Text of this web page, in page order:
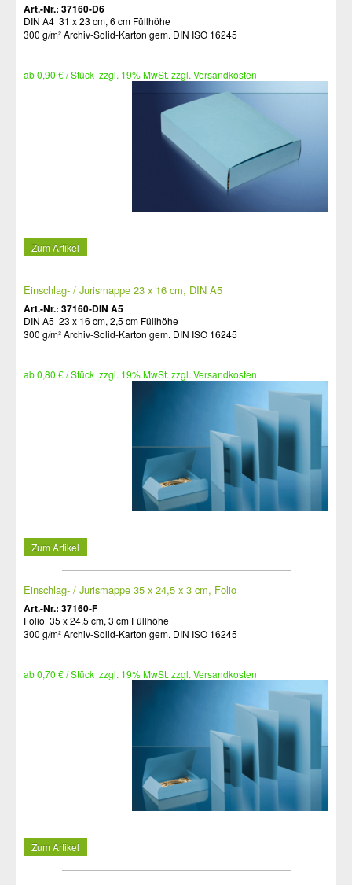
Art.-Nr.: 37160-D6
DIN A4 31 x 23 cm, 6 cm Füllhöhe
300 g/m² Archiv-Solid-Karton gem. DIN ISO 16245
ab 0,90 € / Stück zzgl. 19% MwSt. zzgl. Versandkosten
Zum Artikel
Einschlag- / Jurismappe 23 x 16 cm, DIN A5
Art.-Nr.: 37160-DIN A5
DIN A5 23 x 16 cm, 2,5 cm Füllhöhe
300 g/m² Archiv-Solid-Karton gem. DIN ISO 16245
ab 0,80 € / Stück zzgl. 19% MwSt. zzgl. Versandkosten
Zum Artikel
Einschlag- / Jurismappe 35 x 24,5 x 3 cm, Folio
Art.-Nr.: 37160-F
Folio 35 x 24,5 cm, 3 cm Füllhöhe
300 g/m² Archiv-Solid-Karton gem. DIN ISO 16245
ab 0,70 € / Stück zzgl. 19% MwSt. zzgl. Versandkosten
Zum Artikel